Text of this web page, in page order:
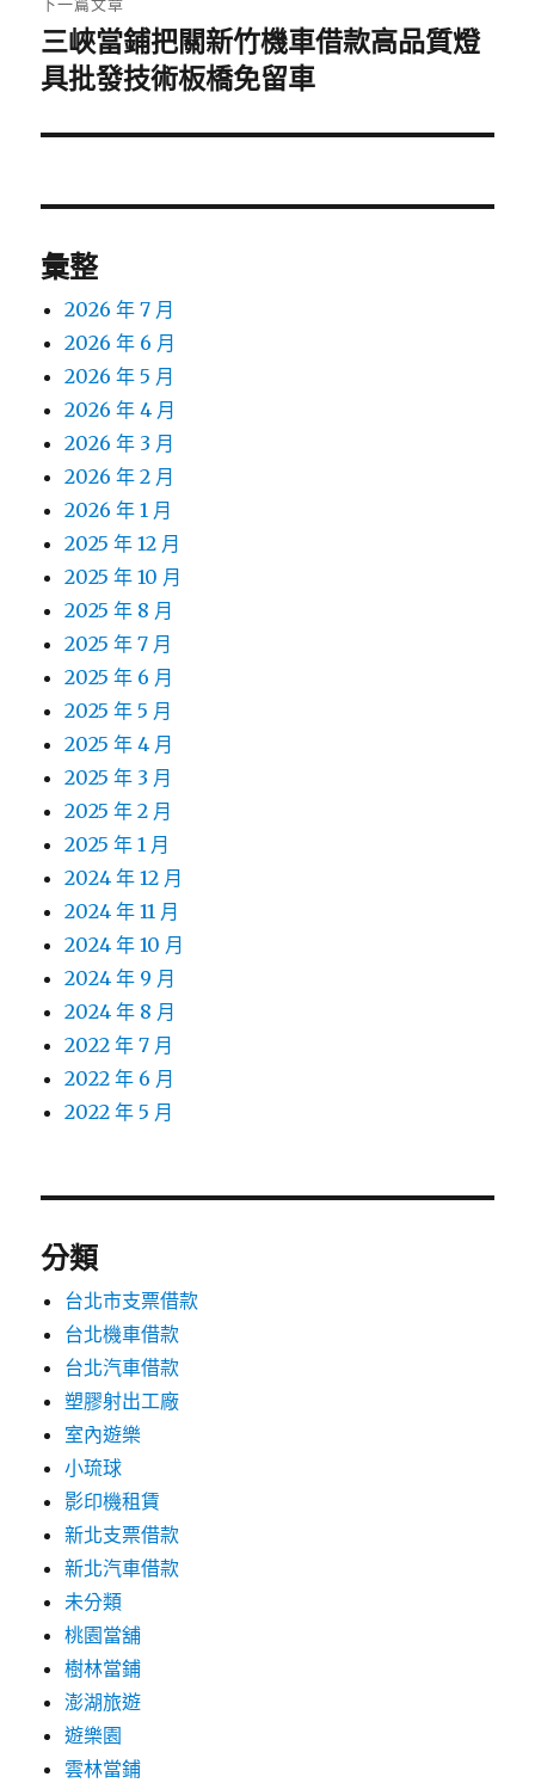
下
一
文
三峽當鋪把關新竹機車借款高品質燈
具批發技術板橋免留車
彙整
2026 年 7 月
2026 年 6 月
2026 年 5 月
2026 年 4 月
2026 年 3 月
2026 年 2 月
2026 年 1 月
2025 年 12 月
2025 年 10 月
2025 年 8 月
2025 年 7 月
2025 年 6 月
2025 年 5 月
2025 年 4 月
2025 年 3 月
2025 年 2 月
2025 年 1 月
2024 年 12 月
2024 年 11 月
2024 年 10 月
2024 年 9 月
2024 年 8 月
2022 年 7 月
2022 年 6 月
2022 年 5 月
分類
台北市支票借款
台北機車借款
台北汽車借款
塑膠射出工廠
室內遊樂
小琉球
影印機租賃
新北支票借款
新北汽車借款
未分類
桃園當舖
樹林當鋪
澎湖旅遊
遊樂園
雲林當鋪